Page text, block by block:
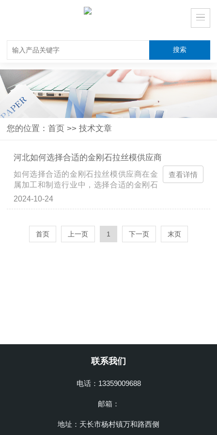
您的位置： 首页 >> 技术文章
河北如何选择合适的金刚石拉丝模供应商
如何选择合适的金刚石拉丝模供应商在金
属加工和制造行业中，选择合适的金刚石
拉丝模供应商至关重要。金刚石拉丝模是
么，如何在众多供应商中找到合适的呢？
下面我们将探讨几个关键因素，帮助你做
2024-10-24
查看详情
首页 上一页 1 下一页 末页
联系我们
电话：13359009688
邮箱：
地址：天长市杨村镇万和路西侧